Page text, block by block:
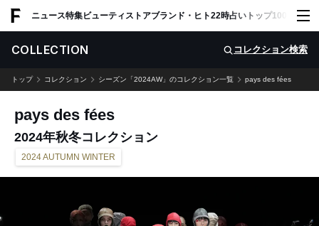
ニュース特集ビューティ ストアブランド・ヒト22時占い トップ100 スナッ
COLLECTION コレクション検索
トップ コレクション シーズン「2024AW」のコレクション一覧 pays des fées
pays des fées
2024年秋冬コレクション
2024 AUTUMN WINTER